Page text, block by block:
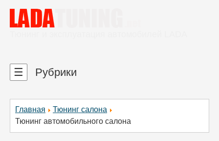
Главная
Тюнинг салона
Тюнинг автомобильного салона
☰ Рубрики